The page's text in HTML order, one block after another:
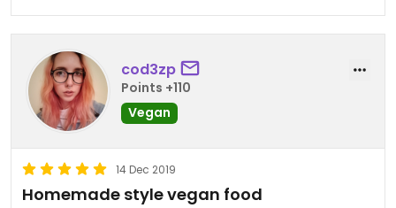
También tienen productos, como harinas,
mantequillas vegetales, cacao nibs.
Updated from previous review on 2020-02-01
cod3zp
Points +110
Vegan
14 Dec 2019
Homemade style vegan food